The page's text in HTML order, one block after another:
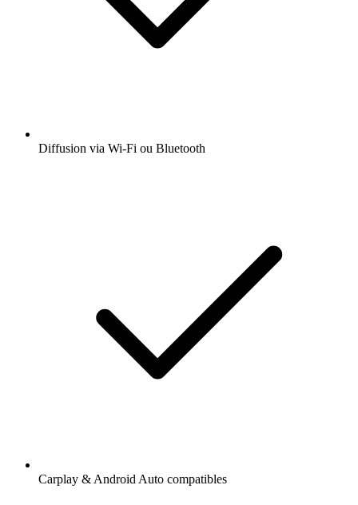
Diffusion via Wi-Fi ou Bluetooth
Carplay & Android Auto compatibles